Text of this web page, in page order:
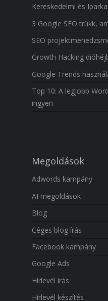
Kereskedelmi és
3 Google SEO trükk,
SEO
Growth Hacking
Google Trends
Top 10: A legjobb
ingyen
Megoldások
Adwords kampány
AI megoldások
Blog
Céges blog írás
Facebook kampány
Google Ads
Hírlevél írás
Hírlevél készítés